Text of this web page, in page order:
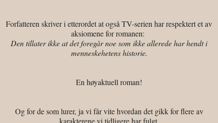
Forfatteren skriver i etterordet at også TV-serien har respektert et av
aksiomene for romanen:
Den tillater ikke at det foregår noe som ikke allerede har hendt i
menneskehetens historie.
En høyaktuell roman!
Og for de som lurer, ja vi får vite hvordan det gikk for flere av
karakterene vi tidligere har fulgt.